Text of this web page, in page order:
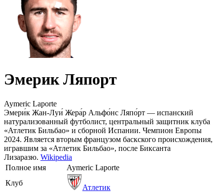
Эмерик Ляпорт
Aymeric Laporte
Эмери́к Жан-Луи́ Жера́р Альфо́нс Ляпо́рт — испанский
натурализованный футболист, центральный защитник клуба
«Атлетик Бильбао» и сборной Испании. Чемпион Европы
2024. Является вторым французом баскского происхождения,
игравшим за «Атлетик Бильбао», после Биксанта
Лизаразю. Wikipedia
Полное имя
Aymeric Laporte
Клуб
Атлетик